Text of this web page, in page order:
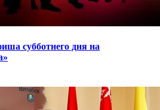
субботнего дня на